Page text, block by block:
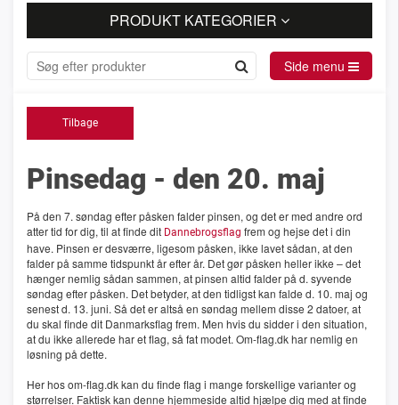
PRODUKT KATEGORIER
Side menu
Tilbage
Pinsedag - den 20. maj
På den 7. søndag efter påsken falder pinsen, og det er med andre ord
atter tid for dig, til at finde dit Dannebrogsflag frem og hejse det i din
have. Pinsen er desværre, ligesom påsken, ikke lavet sådan, at den
falder på samme tidspunkt år efter år. Det gør påsken heller ikke – det
hænger nemlig sådan sammen, at pinsen altid falder på d. syvende
søndag efter påsken. Det betyder, at den tidligst kan falde d. 10. maj og
senest d. 13. juni. Så det er altså en søndag mellem disse 2 datoer, at
du skal finde dit Danmarksflag frem. Men hvis du sidder i den situation,
at du ikke allerede har et flag, så fat modet. Om-flag.dk har nemlig en
løsning på dette.
Her hos om-flag.dk kan du finde flag i mange forskellige varianter og
størrelser. Faktisk kan denne hjemmeside altid hjælpe dig med at finde